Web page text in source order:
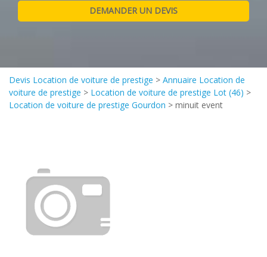
Devis Location de voiture de prestige > Annuaire Location de
voiture de prestige > Location de voiture de prestige Lot (46) >
Location de voiture de prestige Gourdon > minuit event